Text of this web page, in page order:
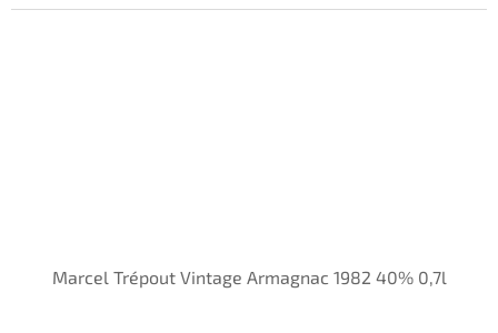
Marcel Trépout Vintage Armagnac 1982 40% 0,7l